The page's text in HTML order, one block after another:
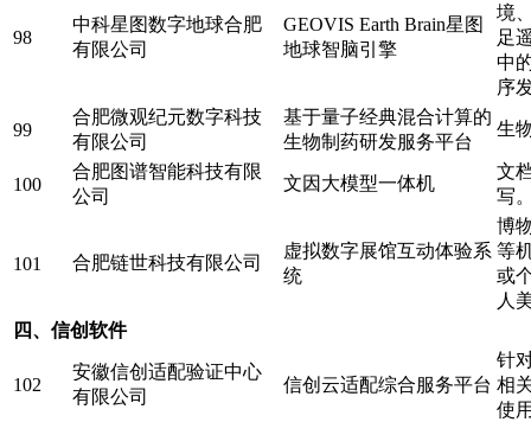
98
中科星图数字地球合肥
有限公司
GEOVIS Earth Brain星图
地球智脑引擎
境
足
中
序
99
合肥微观纪元数字科技
有限公司
基于量子经典混合计算的
生物制药研发服务平台
生
100
合肥图谱智能科技有限
公司
文因大模型一体机
文
写
101 合肥链世科技有限公司
虚拟数字展馆互动体验系
统
博
等
或
人
四、信创软件
102
安徽信创适配验证中心
有限公司
信创云适配综合服务平台
针
相
使